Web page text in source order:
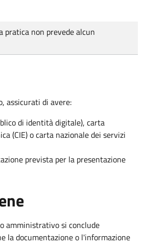
pratica non prevede alcun
assicurati di avere:
di identità digitale), carta
(CIE) o carta nazionale dei servizi
prevista per la presentazione
amministrativo si conclude
la documentazione o l'informazione